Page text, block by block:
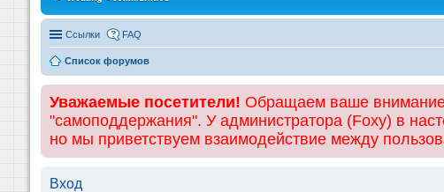
Ссылки FAQ
Список форумов
Уважаемые посетители! Обращаем ваше
"самоподдержания". У администратора (Foxy) в
но мы приветствуем взаимодействие между
Вход